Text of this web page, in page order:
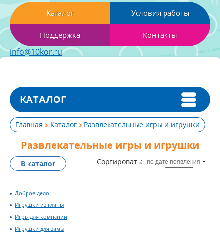
Каталог Условия работы
Поддержка Контакты
info@10kor.ru
КАТАЛОГ
Главная Каталог Развлекательные игры и игрушки
Развлекательные игры и игрушки
Сортировать: по дате появления
В каталог
Доброе дело
Игрушки из глины
Игры для компании
Игрушки для зимы